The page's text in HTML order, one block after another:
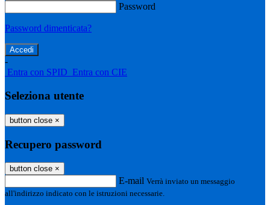
Password
Password dimenticata?
-
Entra con SPID Entra con CIE
Seleziona utente
button close ×
Recupero password
button close ×
E-mail Verrà inviato un messaggio
all'indirizzo indicato con le istruzioni necessarie.